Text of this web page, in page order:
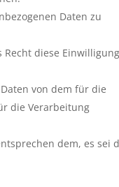
Daten zu
diese
von dem für die
die Verarbeitung
dem, es sei